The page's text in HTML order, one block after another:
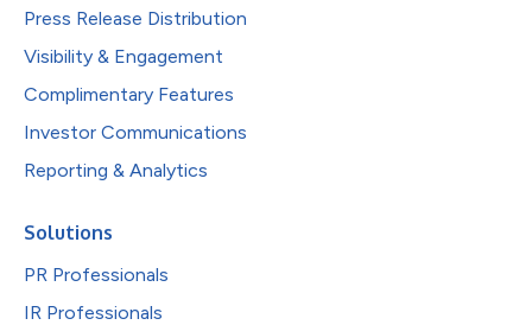
Press Release Distribution
Visibility & Engagement
Complimentary Features
Investor Communications
Reporting & Analytics
Solutions
PR Professionals
IR Professionals